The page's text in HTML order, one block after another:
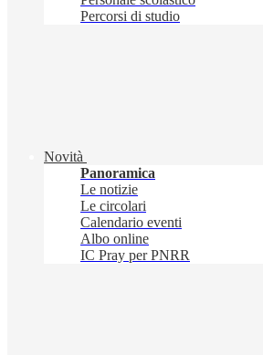
Percorsi di studio
Novità
Panoramica
Le notizie
Le circolari
Calendario eventi
Albo online
IC Pray per PNRR